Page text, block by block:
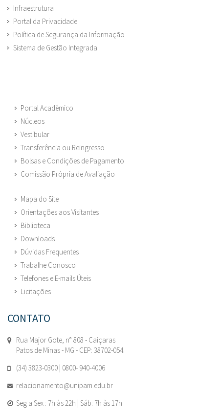
Infraestrutura
Portal da Privacidade
Política de Segurança da Informação
Sistema de Gestão Integrada
Portal Acadêmico
Núcleos
Vestibular
Transferência ou Reingresso
Bolsas e Condições de Pagamento
Comissão Própria de Avaliação
Mapa do Site
Orientações aos Visitantes
Biblioteca
Downloads
Dúvidas Frequentes
Trabalhe Conosco
Telefones e E-mails Úteis
Licitações
CONTATO
Rua Major Gote, n° 808 - Caiçaras
Patos de Minas - MG - CEP: 38702-054.
(34) 3823-0300 | 0800- 940-4006
relacionamento@unipam.edu.br
Seg a Sex : 7h às 22h | Sáb: 7h às 17h